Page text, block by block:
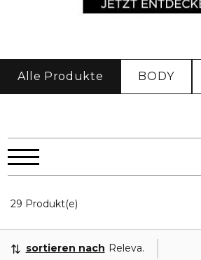
Alle Produkte BODY
29 Produkt(e)
sortieren nach Relevanz